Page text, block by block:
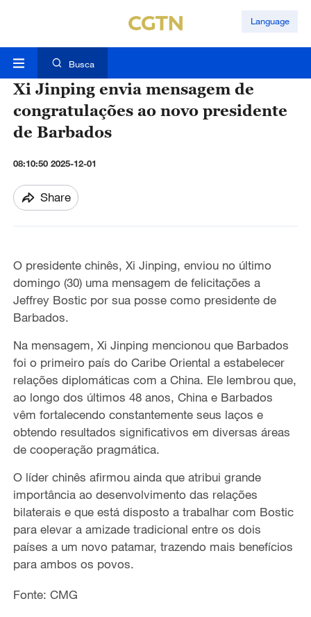
Language
Busca
Xi Jinping envia mensagem de
congratulações ao novo presidente
de Barbados
08:10:50 2025-12-01
Share
O presidente chinês, Xi Jinping, enviou no último
domingo (30) uma mensagem de felicitações a
Jeffrey Bostic por sua posse como presidente de
Barbados.
Na mensagem, Xi Jinping mencionou que Barbados
foi o primeiro país do Caribe Oriental a estabelecer
relações diplomáticas com a China. Ele lembrou que,
ao longo dos últimos 48 anos, China e Barbados
vêm fortalecendo constantemente seus laços e
obtendo resultados significativos em diversas áreas
de cooperação pragmática.
O líder chinês afirmou ainda que atribui grande
importância ao desenvolvimento das relações
bilaterais e que está disposto a trabalhar com Bostic
para elevar a amizade tradicional entre os dois
países a um novo patamar, trazendo mais benefícios
para ambos os povos.
Fonte: CMG